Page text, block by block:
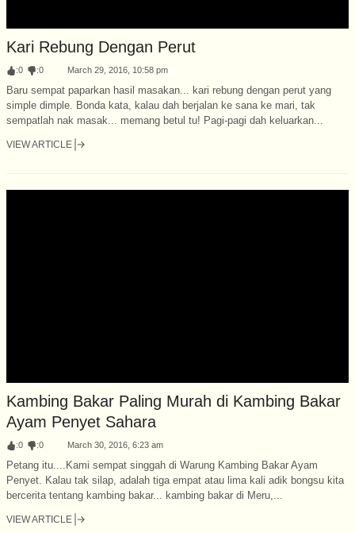
Kari Rebung Dengan Perut
:0 :0 March 29, 2016, 10:58 pm
Baru sempat paparkan hasil masakan... kari rebung dengan perut yang
simple dimple. Bonda kata, kalau dah berjalan ke sana ke mari, tak
sempatlah nak masak... memang betul tu! Pagi-pagi dah keluarkan...
VIEW ARTICLE
Kambing Bakar Paling Murah di Kambing Bakar
Ayam Penyet Sahara
:0 :0 March 30, 2016, 6:23 am
Petang itu....Kami sempat singgah di Warung Kambing Bakar Ayam
Penyet. Kalau tak silap, adalah tiga empat atau lima kali adik bongsu kita
bercerita tentang kambing bakar... kambing bakar di Meru,...
VIEW ARTICLE